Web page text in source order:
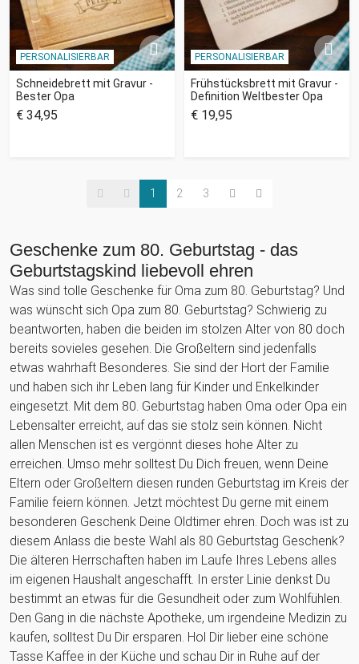
PERSONALISIERBAR
Schneidebrett mit Gravur -
Bester Opa
€ 34,95
PERSONALISIERBAR
Frühstücksbrett mit Gravur -
Definition Weltbester Opa
€ 19,95
1 2 3
Geschenke zum 80. Geburtstag - das
Geburtstagskind liebevoll ehren
Was sind tolle Geschenke für Oma zum 80. Geburtstag? Und
was wünscht sich Opa zum 80. Geburtstag? Schwierig zu
beantworten, haben die beiden im stolzen Alter von 80 doch
bereits sovieles gesehen. Die Großeltern sind jedenfalls
etwas wahrhaft Besonderes. Sie sind der Hort der Familie
und haben sich ihr Leben lang für Kinder und Enkelkinder
eingesetzt. Mit dem 80. Geburtstag haben Oma oder Opa ein
Lebensalter erreicht, auf das sie stolz sein können. Nicht
allen Menschen ist es vergönnt dieses hohe Alter zu
erreichen. Umso mehr solltest Du Dich freuen, wenn Deine
Eltern oder Großeltern diesen runden Geburtstag im Kreis der
Familie feiern können. Jetzt möchtest Du gerne mit einem
besonderen Geschenk Deine Oldtimer ehren. Doch was ist zu
diesem Anlass die beste Wahl als 80 Geburtstag Geschenk?
Die älteren Herrschaften haben im Laufe Ihres Lebens alles
im eigenen Haushalt angeschafft. In erster Linie denkst Du
bestimmt an etwas für die Gesundheit oder zum Wohlfühlen.
Den Gang in die nächste Apotheke, um irgendeine Medizin zu
kaufen, solltest Du Dir ersparen. Hol Dir lieber eine schöne
Tasse Kaffee in der Küche und schau Dir in Ruhe auf der